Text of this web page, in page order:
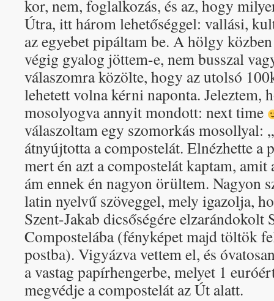
kor, nem, foglalkozás, és az, hogy
Útra, itt három lehetőséggel: vallási,
az egyebet pipáltam be. A hölgy
végig gyalog jöttem-e, nem busszal
válaszomra közölte, hogy az utolsó
lehetett volna kérni naponta. Jeleztem,
mosolyogva annyit mondott: next time
válaszoltam egy szomorkás mosollyal:
átnyújtotta a compostelát. Elnézhette a
mert én azt a compostelát kaptam,
ám ennek én nagyon örültem. Nagyon
latin nyelvű szöveggel, mely igazolja,
Szent-Jakab dicsőségére elzarándokolt
Compostelába (fényképet majd töltök
postba). Vigyázva vettem el, és
a vastag papírhengerbe, melyet 1
megvédje a compostelát az Út alatt.